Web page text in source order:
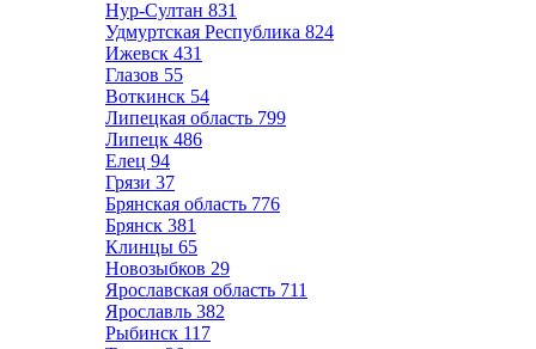
Нур-Султан 831
Удмуртская Республика 824
Ижевск 431
Глазов 55
Воткинск 54
Липецкая область 799
Липецк 486
Елец 94
Грязи 37
Брянская область 776
Брянск 381
Клинцы 65
Новозыбков 29
Ярославская область 711
Ярославль 382
Рыбинск 117